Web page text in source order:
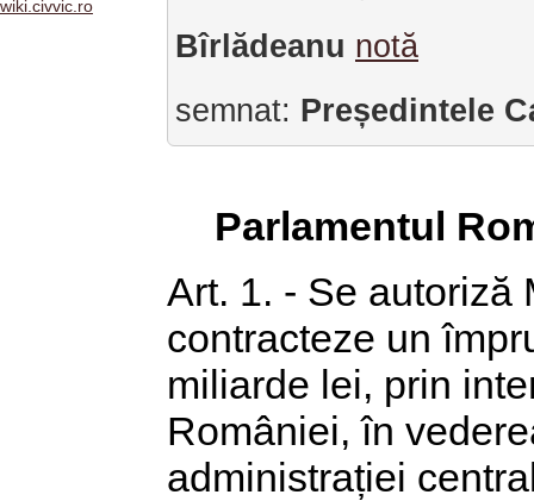
wiki.civvic.ro
Bîrlădeanu notă
semnat: Președintele
Parlamentul
Art. 1. - Se autoriză
contracteze un
miliarde lei, prin
României, în
administrației